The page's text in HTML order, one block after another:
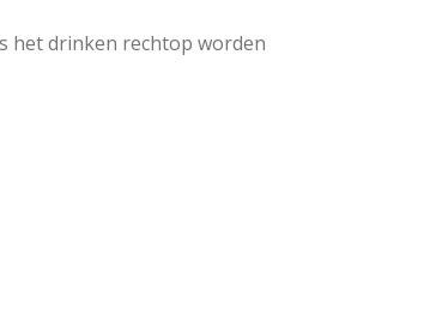
het drinken rechtop worden